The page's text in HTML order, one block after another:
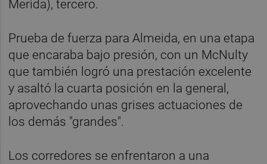
Merida), tercero.
Prueba de fuerza para Almeida, en una etapa
que encaraba bajo presión, con un McNulty
que también logró una prestación excelente
y asaltó la cuarta posición en la general,
aprovechando unas grises actuaciones de
los demás "grandes".
Los corredores se enfrentaron a una